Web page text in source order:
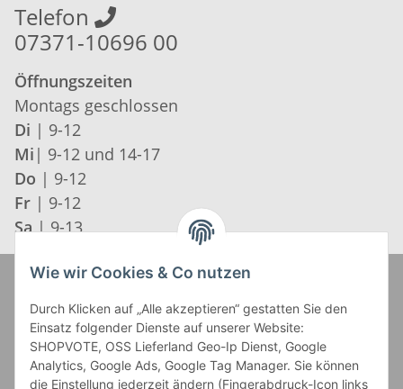
Telefon
07371-10696 00
Öffnungszeiten
Montags geschlossen
Di | 9-12
Mi | 9-12 und 14-17
Do | 9-12
Fr | 9-12
Sa | 9-13
Wie wir Cookies & Co nutzen
Durch Klicken auf „Alle akzeptieren“ gestatten Sie den
Einsatz folgender Dienste auf unserer Website:
SHOPVOTE, OSS Lieferland Geo-Ip Dienst, Google
Analytics, Google Ads, Google Tag Manager. Sie können
die Einstellung jederzeit ändern (Fingerabdruck-Icon links